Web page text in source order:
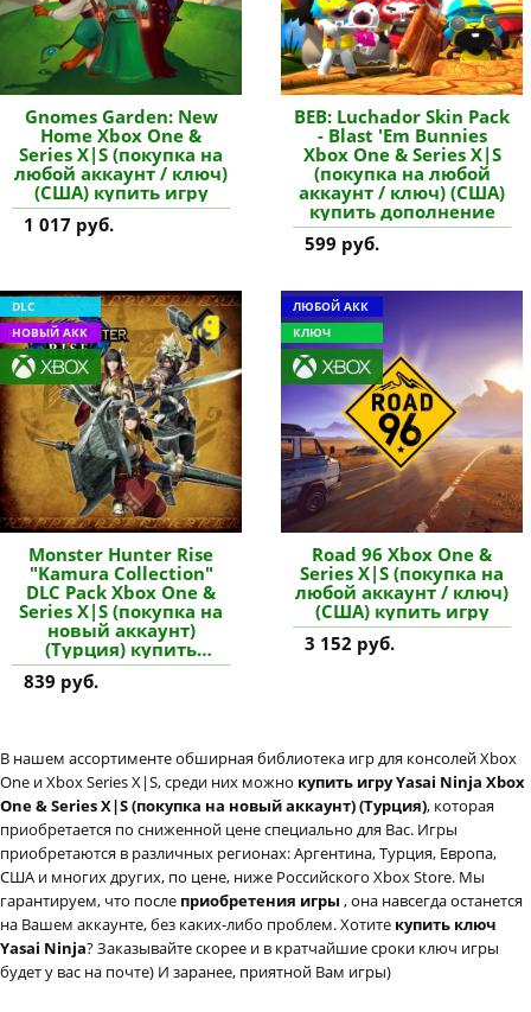
Gnomes Garden: New
Home Xbox One &
Series X|S (покупка на
любой аккаунт / ключ)
(США) купить игру
1 017 руб.
BEB: Luchador Skin Pack
- Blast 'Em Bunnies
Xbox One & Series X|S
(покупка на любой
аккаунт / ключ) (США)
купить дополнение
599 руб.
DLC
НОВЫЙ АКК
Monster Hunter Rise
"Kamura Collection"
DLC Pack Xbox One &
Series X|S (покупка на
новый аккаунт)
(Турция) купить
дополнение
839 руб.
ЛЮБОЙ АКК
КЛЮЧ
Road 96 Xbox One &
Series X|S (покупка на
любой аккаунт / ключ)
(США) купить игру
3 152 руб.
В нашем ассортименте обширная библиотека игр для консолей Xbox
One и Xbox Series X|S, среди них можно купить игру Yasai Ninja Xbox
One & Series X|S (покупка на новый аккаунт) (Турция), которая
приобретается по сниженной цене специально для Вас. Игры
приобретаются в различных регионах: Аргентина, Турция, Европа,
США и многих других, по цене, ниже Российского Xbox Store. Мы
гарантируем, что после приобретения игры , она навсегда останется
на Вашем аккаунте, без каких-либо проблем. Хотите купить ключ
Yasai Ninja? Заказывайте скорее и в кратчайшие сроки ключ игры
будет у вас на почте) И заранее, приятной Вам игры)